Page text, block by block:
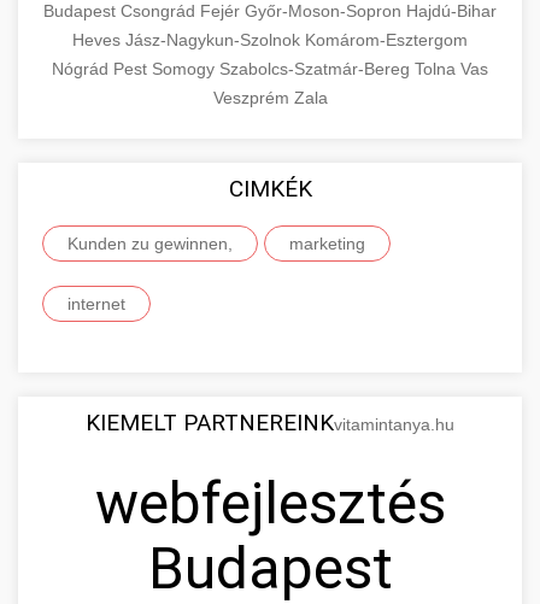
Budapest Csongrád Fejér Győr-Moson-Sopron Hajdú-Bihar
Heves Jász-Nagykun-Szolnok Komárom-Esztergom
Nógrád Pest Somogy Szabolcs-Szatmár-Bereg Tolna Vas
Veszprém Zala
CIMKÉK
Kunden zu gewinnen, marketing
internet
KIEMELT PARTNEREINKvitamintanya.hu
webfejlesztés
Budapest